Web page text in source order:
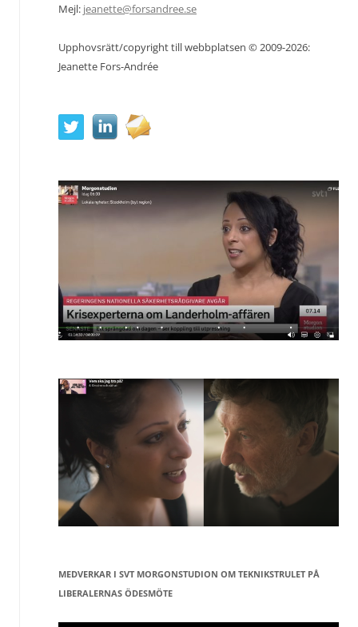
Mejl: jeanette@forsandree.se
Upphovsrätt/copyright till webbplatsen © 2009-2026:
Jeanette Fors-Andrée
MEDVERKAR I SVT MORGONSTUDION OM TEKNIKSTRULET PÅ
LIBERALERNAS ÖDESMÖTE